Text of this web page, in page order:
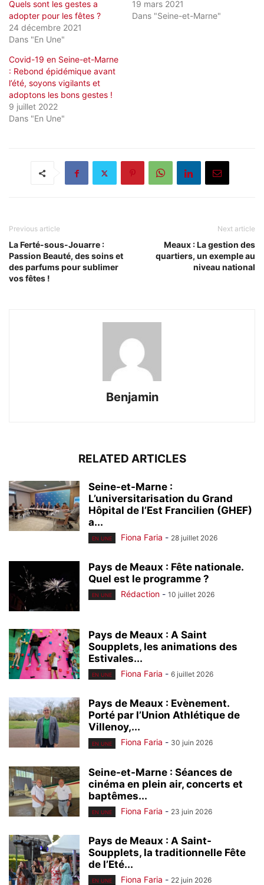
Quels sont les gestes a
adopter pour les fêtes ?
24 décembre 2021
Dans "En Une"
19 mars 2021
Dans "Seine-et-Marne"
Covid-19 en Seine-et-Marne
: Rebond épidémique avant
l’été, soyons vigilants et
adoptons les bons gestes !
9 juillet 2022
Dans "En Une"
Previous article
La Ferté-sous-Jouarre :
Passion Beauté, des soins et
des parfums pour sublimer
vos fêtes !
Next article
Meaux : La gestion des
quartiers, un exemple au
niveau national
Benjamin
RELATED ARTICLES
Seine-et-Marne :
L’universitarisation du Grand
Hôpital de l’Est Francilien (GHEF)
a...
EN UNE Fiona Faria - 28 juillet 2026
Pays de Meaux : Fête nationale.
Quel est le programme ?
EN UNE Rédaction - 10 juillet 2026
Pays de Meaux : A Saint
Soupplets, les animations des
Estivales...
EN UNE Fiona Faria - 6 juillet 2026
Pays de Meaux : Evènement.
Porté par l’Union Athlétique de
Villenoy,...
EN UNE Fiona Faria - 30 juin 2026
Seine-et-Marne : Séances de
cinéma en plein air, concerts et
baptêmes...
EN UNE Fiona Faria - 23 juin 2026
Pays de Meaux : A Saint-
Soupplets, la traditionnelle Fête
de l’Eté...
EN UNE Fiona Faria - 22 juin 2026